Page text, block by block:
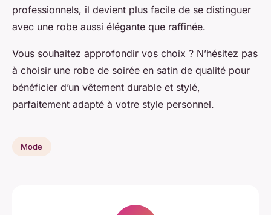
professionnels, il devient plus facile de se distinguer
avec une robe aussi élégante que raffinée.
Vous souhaitez approfondir vos choix ? N’hésitez pas
à choisir une robe de soirée en satin de qualité pour
bénéficier d’un vêtement durable et stylé,
parfaitement adapté à votre style personnel.
Mode